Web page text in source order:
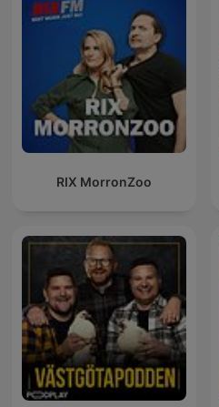
RIX MorronZoo